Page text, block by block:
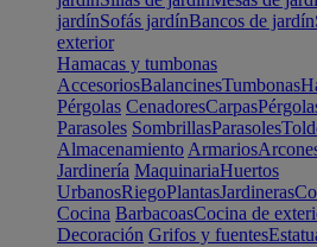
jardínSofás jardínBancos de jardín
exterior
Hamacas y tumbonas
AccesoriosBalancinesTumbonas
Pérgolas CenadoresCarpas
Parasoles SombrillasParasoles
Almacenamiento Armarios
Jardinería MaquinariaHuertos
UrbanosRiegoPlantasJardineras
Cocina BarbacoasCocina de
Decoración Grifos y fuentes